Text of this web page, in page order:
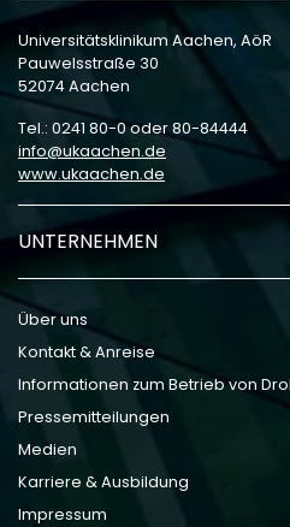
Universitätsklinikum Aachen, AöR
Pauwelsstraße 30
52074 Aachen
Tel.: 0241 80-0 oder 80-84444
info
ukaachen de
www.ukaachen.de
UNTERNEHMEN
Über uns
Kontakt & Anreise
Informationen zum Betrieb von
Pressemitteilungen
Medien
Karriere & Ausbildung
Impressum